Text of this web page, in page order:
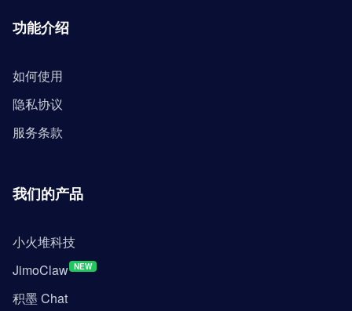
功能介绍
如何使用
隐私协议
服务条款
我们的产品
小火堆科技
JimoClaw NEW
积墨 Chat